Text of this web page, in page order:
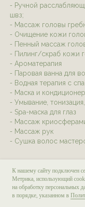
К нашему сайту подключен
Метрика, использующий
на обработку персональных
в порядке, указанном в
- Ручной
швз;
- Массаж головы
- Очищение кожи
- Пенный массаж
- Пилинг/скраб кожи
- Ароматерапия
- Паровая ванна для
- Водная терапия с
- Маска и
- Умывание,
- Spa-маска для глаз
- Массаж
- Массаж рук
- Сушка волос
ВОЛОС И ЛИЦА" (105
Программа длится: 1